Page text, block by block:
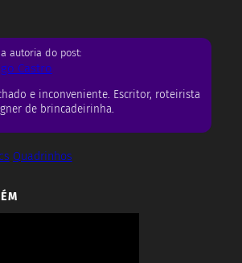
autoria do post:
Castro
e inconveniente. Escritor, roteirista
de brincadeirinha.
Quadrinhos